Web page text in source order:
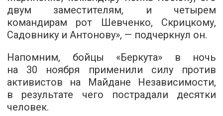
двум заместителям, и четырем
командирам рот Шевченко, Скрицкому,
Садовнику и Антонову», — подчеркнул он.
Напомним, бойцы «Беркута» в ночь
на 30 ноября применили силу против
активистов на Майдане Независимости,
в результате чего пострадали десятки
человек.